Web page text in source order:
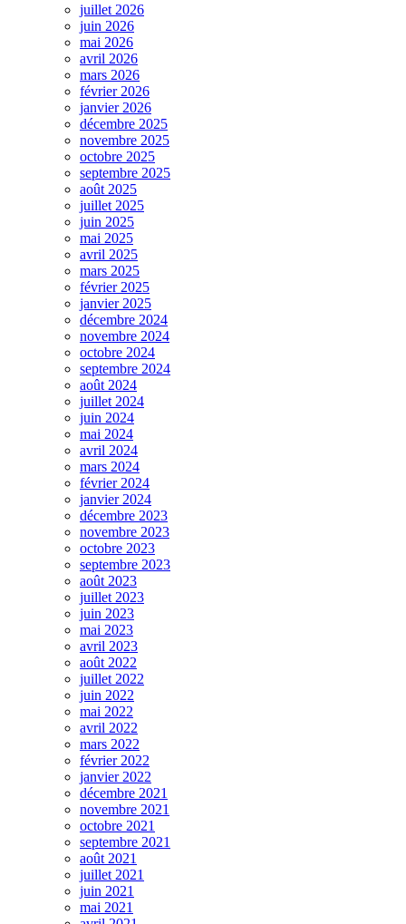
juillet 2026
juin 2026
mai 2026
avril 2026
mars 2026
février 2026
janvier 2026
décembre 2025
novembre 2025
octobre 2025
septembre 2025
août 2025
juillet 2025
juin 2025
mai 2025
avril 2025
mars 2025
février 2025
janvier 2025
décembre 2024
novembre 2024
octobre 2024
septembre 2024
août 2024
juillet 2024
juin 2024
mai 2024
avril 2024
mars 2024
février 2024
janvier 2024
décembre 2023
novembre 2023
octobre 2023
septembre 2023
août 2023
juillet 2023
juin 2023
mai 2023
avril 2023
août 2022
juillet 2022
juin 2022
mai 2022
avril 2022
mars 2022
février 2022
janvier 2022
décembre 2021
novembre 2021
octobre 2021
septembre 2021
août 2021
juillet 2021
juin 2021
mai 2021